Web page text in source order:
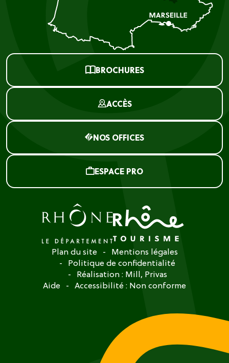
BROCHURES
ACCÈS
NOS OFFICES
ESPACE PRO
Plan du site
Mentions légales
Politique de confidentialité
Réalisation : Mill, Privas
Aide
Accessibilité : Non conforme